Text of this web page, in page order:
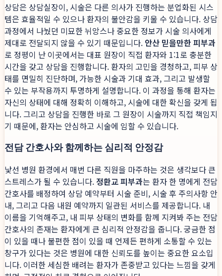
상담은 상담실장이, 시술은 다른 의사가 진행하는 분업화된 시스
템은 효율적일 수 있으나 환자의 불안감을 키울 수 있습니다. 상담
과정에서 나눴던 미묘한 뉘앙스나 중요한 정보가 시술 의사에게
제대로 전달되지 않을 수 있기 때문입니다. 안산 믿을만한 피부과
로 정평이 난 이곳에서는 대표 원장이 직접 환자와 1:1로 충분한
시간을 갖고 상담을 진행합니다. 환자의 고민을 경청하고, 피부 상
태를 면밀히 진단하며, 가능한 시술과 기대 효과, 그리고 발생할
수 있는 부작용까지 투명하게 설명합니다. 이 과정을 통해 환자는
자신의 상태에 대해 정확히 이해하고, 시술에 대한 확신을 갖게 됩
니다. 그리고 상담을 진행한 바로 그 원장이 시술까지 직접 책임지
기 때문에, 환자는 안심하고 시술에 임할 수 있습니다.
전담 간호사와 함께하는 심리적 안정감
낯선 병원 환경에서 매번 다른 직원을 마주하는 것은 생각보다 큰
스트레스가 될 수 있습니다. 정환교 피부과는 환자 한 명에게 전담
간호사를 배정하여 상담 예약부터 시술 준비, 시술 후 주의사항 안
내, 그리고 다음 내원 예약까지 일관된 서비스를 제공합니다. 내
이름을 기억해주고, 내 피부 상태의 변화를 함께 지켜봐 주는 전담
간호사의 존재는 환자에게 큰 심리적 안정감을 줍니다. 궁금한 점
이 있을 때나 불편한 점이 있을 때 언제든 편하게 소통할 수 있는
창구가 있다는 것은 병원에 대한 신뢰도를 높이는 중요한 요소입
니다. 이러한 세심한 배려는 환자가 존중받고 있다는 느낌을 갖게